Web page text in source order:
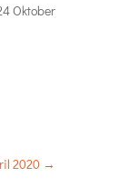
Oktober
2020 →